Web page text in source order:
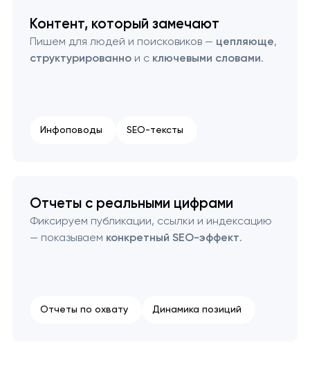
Контент, который замечают
Пишем для людей и поисковиков — цепляюще,
структурированнои с ключевыми словами.
Инфоповоды SEO-тексты
Отчеты с реальными цифрами
Фиксируем публикации, ссылки и индексацию
— показываем конкретный SEO-эффект.
Отчеты по охвату Динамика позиций